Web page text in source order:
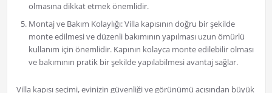
olmasına dikkat etmek önemlidir.
Montaj ve Bakım Kolaylığı: Villa kapısının doğru bir şekilde
monte edilmesi ve düzenli bakımının yapılması uzun ömürlü
kullanım için önemlidir. Kapının kolayca monte edilebilir olması
ve bakımının pratik bir şekilde yapılabilmesi avantaj sağlar.
Villa kapısı seçimi, evinizin güvenliği ve görünümü açısından büyük